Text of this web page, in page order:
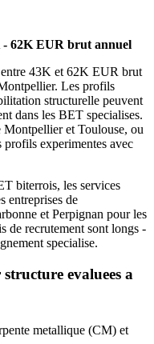
- 62K EUR brut annuel
43K et 62K EUR brut
Les profils
structurelle peuvent
dans les BET specialises.
et Toulouse, ou
experimentes avec
biterrois, les services
entreprises de
et Perpignan pour les
de recrutement sont longs -
specialise.
structure evaluees a
metallique (CM) et